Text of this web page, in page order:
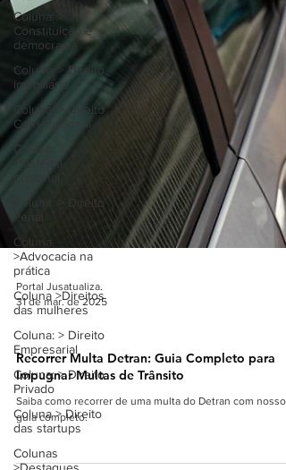
Coluna: >
Constituição e
democracia
Coluna: > Direito
imobiliário
Coluna: > Direito
Constitucional
Coluna:
>Sistema
prisional
Coluna: > Direito
Penal
Coluna
>Advocacia na
prática
Coluna >Direitos
das mulheres
Coluna: > Direito
Empresarial
Coluna: > Direito
Privado
Coluna > Direito
das startups
Colunas
Portal Jusatualiza.
31 de mar. de 2025
DIREITO DE TRÂNSITO
Recorrer Multa Detran: Guia Completo para
Impugnar Multas de Trânsito
Saiba como recorrer de uma multa do Detran com nosso
guia completo.